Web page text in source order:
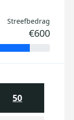
Streefbedrag
€600
50